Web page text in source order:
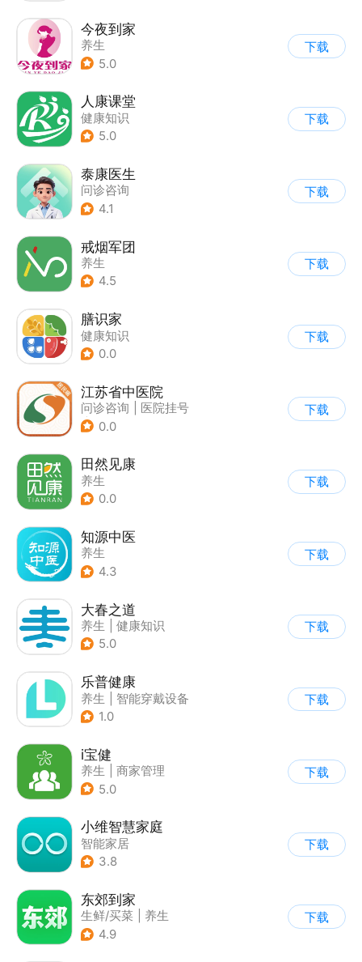
今夜到家
养生
5.0
下载
人康课堂
健康知识
5.0
下载
泰康医生
问诊咨询
4.1
下载
戒烟军团
养生
4.5
下载
膳识家
健康知识
0.0
下载
江苏省中医院
问诊咨询
医院挂号
| 养生
0.0
下载
田然见康
养生
0.0
下载
知源中医
养生
4.3
下载
大春之道
养生
健康知识
5.0
下载
乐普健康
养生
智能穿戴设备
1.0
下载
i宝健
养生
商家管理
5.0
下载
小维智慧家庭
智能家居
3.8
下载
东郊到家
生鲜/买菜
养生
4.9
下载